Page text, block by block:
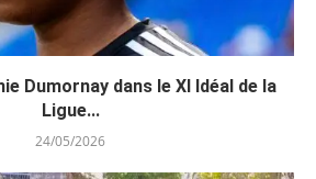
Dumornay dans le XI Idéal de la
Ligue...
24/05/2026